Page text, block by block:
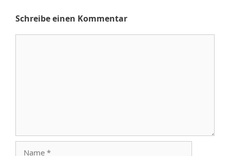
Schreibe einen Kommentar